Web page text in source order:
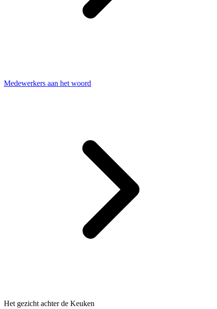
Medewerkers aan het woord
Het gezicht achter de Keuken